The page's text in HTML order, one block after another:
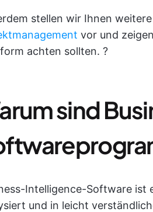
stellen wir Ihnen
vor und
achten sollten. ?
sind
Intelligence-Software ist
und in leicht